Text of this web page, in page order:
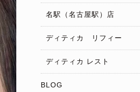
名駅（名古屋駅）店
ディティカ リフィー
ディティカ レスト
BLOG